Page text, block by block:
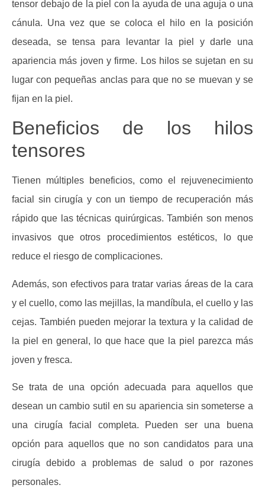
tensor debajo de la piel con la ayuda de una aguja o una
cánula. Una vez que se coloca el hilo en la posición
deseada, se tensa para levantar la piel y darle una
apariencia más joven y firme. Los hilos se sujetan en su
lugar con pequeñas anclas para que no se muevan y se
fijan en la piel.
Beneficios de los hilos
tensores
Tienen múltiples beneficios, como el rejuvenecimiento
facial sin cirugía y con un tiempo de recuperación más
rápido que las técnicas quirúrgicas. También son menos
invasivos que otros procedimientos estéticos, lo que
reduce el riesgo de complicaciones.
Además, son efectivos para tratar varias áreas de la cara
y el cuello, como las mejillas, la mandíbula, el cuello y las
cejas. También pueden mejorar la textura y la calidad de
la piel en general, lo que hace que la piel parezca más
joven y fresca.
Se trata de una opción adecuada para aquellos que
desean un cambio sutil en su apariencia sin someterse a
una cirugía facial completa. Pueden ser una buena
opción para aquellos que no son candidatos para una
cirugía debido a problemas de salud o por razones
personales.